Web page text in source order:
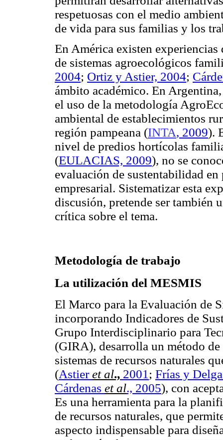
respetuosas con el medio
de vida para sus familias y los
En América existen
de sistemas agroecológicos
2004; Ortiz y Astier, 2004;
ámbito académico. En
el uso de la metodología
ambiental de establecimientos
región pampeana (INTA, 2009).
nivel de predios hortícolas
(EULACIAS, 2009), no se
evaluación de sustentabilidad
empresarial. Sistematizar esta
discusión, pretende ser también
crítica sobre el tema.
Metodología de trabajo
La utilización del MESMIS
El Marco para la Evaluación de
incorporando Indicadores de
Grupo Interdisciplinario para
(GIRA), desarrolla un método
sistemas de recursos naturales
(Astieret al., 2001 ; Frías y
Cárdenas et al., 2005), con
Es una herramienta para la
de recursos naturales, que
aspecto indispensable para